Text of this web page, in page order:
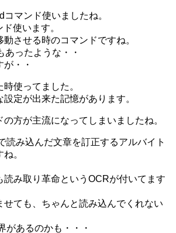
マンド使いましたね。
使います。
させる時のコマンドですね。
あったような・・
・・
使ってました。
定が出来た記憶があります。
方が主流になってしまいましたね。
読み込んだ文章を訂正するアルバイト
。
読み取り革命というOCRが付いてます
せても、ちゃんと読み込んでくれない
があるのかも・・・